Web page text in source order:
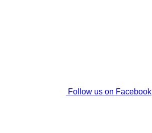
Follow us on Facebook